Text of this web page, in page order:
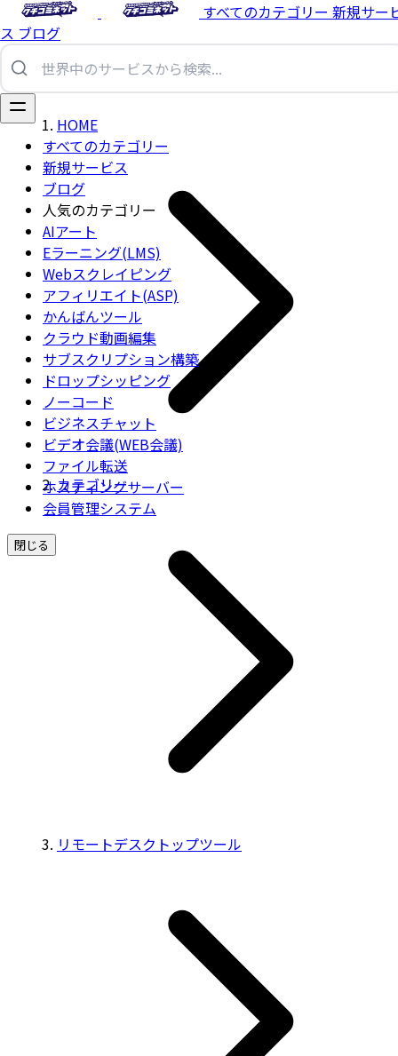
すべてのカテゴリー 新規サー
ス ブログ
すべてのカテゴリー
新規サービス
ブログ
人気のカテゴリー
AIアート
Eラーニング(LMS)
Webスクレイピング
アフィリエイト(ASP)
かんばんツール
クラウド動画編集
サブスクリプション構築
ドロップシッピング
ノーコード
ビジネスチャット
ビデオ会議(WEB会議)
ファイル転送
ホスティングサーバー
会員管理システム
閉じる
HOME
カテゴリー
リモートデスクトップツール